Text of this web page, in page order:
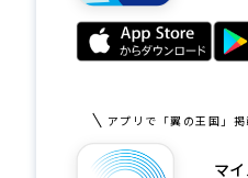
アプリで「翼の王国」
マ